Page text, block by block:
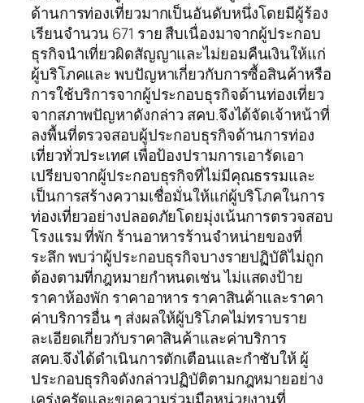
ด้านการท่องเที่ยวมากเป็นอันดับหนึ่งโดยมีผู้ร้อง
เรียนจำนวน 671 ราย สืบเนื่องมาจากผู้ประกอบ
ธุรกิจนำเที่ยวผิดสัญญาและไม่ยอมคืนเงินให้แก่
ผู้บริโภคและ พบปัญหาเกี่ยวกับการซื้อสินค้าหรือ
การใช้บริการจากผู้ประกอบธุรกิจด้านท่องเที่ยว
จากสภาพปัญหาดังกล่าว สคบ.จึงได้จัดเจ้าหน้าที่
ลงพื้นที่ตรวจสอบผู้ประกอบธุรกิจด้านการท่อง
เที่ยวทั่วประเทศ เพื่อป้องปรามการเอารัดเอา
เปรียบจากผู้ประกอบธุรกิจที่ไม่มีคุณธรรมและ
เป็นการสร้างความเชื่อมั่นให้แก่ผู้บริโภคในการ
ท่องเที่ยวอย่างปลอดภัยโดยมุ่งเน้นการตรวจสอบ
โรงแรม ที่พัก ร้านอาหารร้านจำหน่ายของที่
ระลึก พบว่าผู้ประกอบธุรกิจบางรายปฏิบัติไม่ถูก
ต้องตามที่กฎหมายกำหนดเช่น ไม่แสดงป้าย
ราคาห้องพัก ราคาอาหาร ราคาสินค้าและราคา
ค่าบริการอื่น ๆ ส่งผลให้ผู้บริโภคไม่ทราบราย
ละเอียดเกี่ยวกับราคาสินค้าและค่าบริการ
สคบ.จึงได้ดำเนินการตักเตือนและกำชับให้ ผู้
ประกอบธุรกิจดังกล่าวปฏิบัติตามกฎหมายอย่าง